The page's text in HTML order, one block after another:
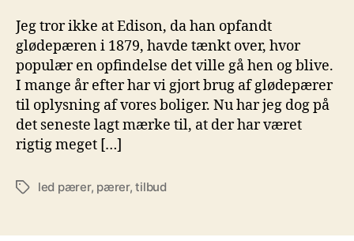
strømbesparende
og
tidssvarende
Jeg tror ikke at Edison, da han opfandt
glødepæren i 1879, havde tænkt over, hvor
populær en opfindelse det ville gå hen og blive.
I mange år efter har vi gjort brug af glødepærer
til oplysning af vores boliger. Nu har jeg dog på
det seneste lagt mærke til, at der har været
rigtig meget […]
Tagsled pærer, pærer,tilbud